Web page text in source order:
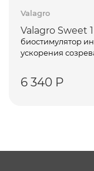
Valagro
Valagro Sweet
биостимулятор
ускорения
6 340 Р